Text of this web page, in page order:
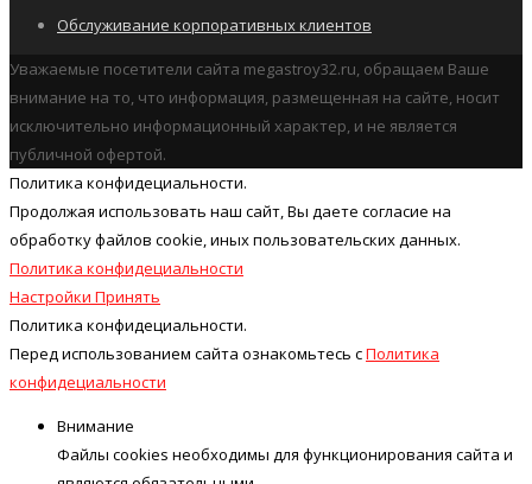
Обслуживание корпоративных клиентов
Уважаемые посетители сайта megastroy32.ru, обращаем Ваше
внимание на то, что информация, размещенная на сайте, носит
исключительно информационный характер, и не является
публичной офертой.
Политика конфидециальности.
Продолжая использовать наш cайт, Вы даете согласие на
обработку файлов cookie, иных пользовательских данных.
Политика конфидециальности
Настройки Принять
Политика конфидециальности.
Перед использованием сайта ознакомьтесь сПолитика
конфидециальности
Внимание
Файлы cookies необходимы для функционирования сайта и